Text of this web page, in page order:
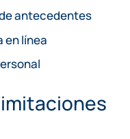
antecedentes
en línea